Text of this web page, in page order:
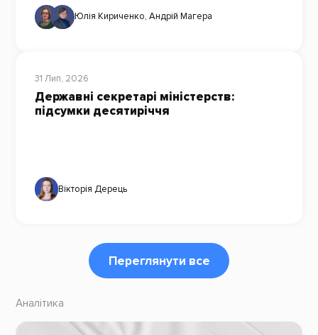
Юлія Кириченко, Андрій Магера
31 Лип, 2026
Державні секретарі міністерств:
підсумки десятиріччя
Вікторія Дерець
Переглянути все
Аналітика